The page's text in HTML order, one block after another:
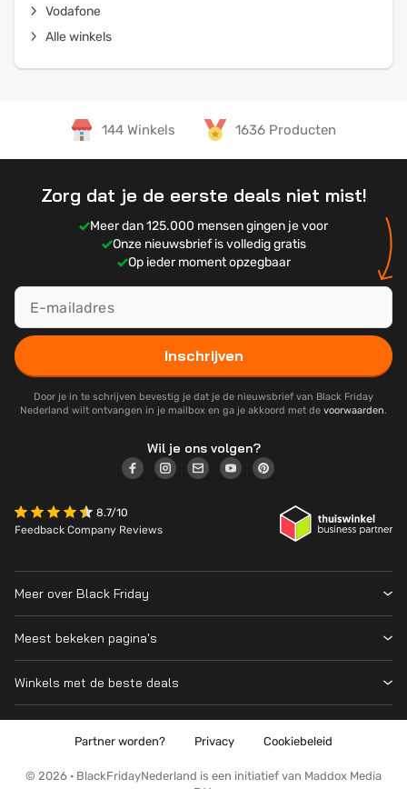
Vodafone
Alle winkels
144 Winkels 1636 Producten
Zorg dat je de eerste deals niet mist!
Meer dan 125.000 mensen gingen je voor
Onze nieuwsbrief is volledig gratis
Op ieder moment opzegbaar
Inschrijven
Door je in te schrijven bevestig je dat je de nieuwsbrief van Black Friday
Nederland wilt ontvangen in je mailbox en ga je akkoord met de voorwaarden.
Wil je ons volgen?
8.7/10
Feedback Company Reviews
Meer over Black Friday
Wanneer is Black Friday?
Cyber Monday 2026
Over ons
Kennis en advies
Meest bekeken pagina's
Prijsvergelijker
PS5
Winkels met de beste deals
© 2026 · BlackFridayNederland is een initiatief van Maddox Media
Partner worden? Privacy Cookiebeleid